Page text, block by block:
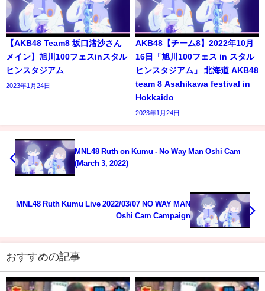
【AKB48 Team8 坂口渚沙さん
メイン】旭川100フェスinスタル
ヒンスタジアム
2023年1月24日
AKB48【チーム8】2022年10月
16日「旭川100フェス in スタル
ヒンスタジアム」 北海道 AKB48
team 8 Asahikawa festival in
Hokkaido
2023年1月24日
MNL48 Ruth on Kumu - No Way Man Oshi Cam
(March 3, 2022)
MNL48 Ruth Kumu Live 2022/03/07 NO WAY MAN
Oshi Cam Campaign
おすすめの記事